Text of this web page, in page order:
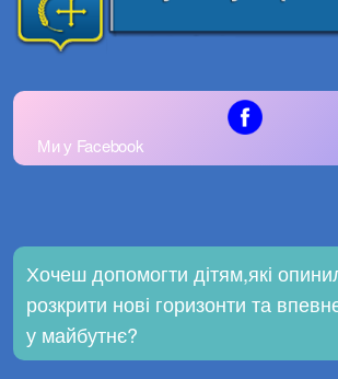
Ми у Facebook
Хочеш допомогти дітям,які
розкрити нові горизонти та
у майбутнє?